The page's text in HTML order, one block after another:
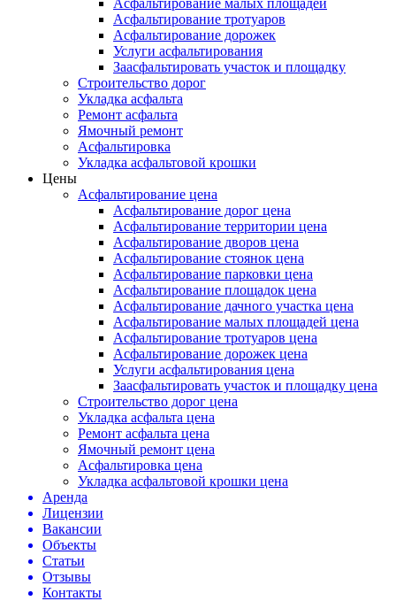
Асфальтирование малых площадей
Асфальтирование тротуаров
Асфальтирование дорожек
Услуги асфальтирования
Заасфальтировать участок и площадку
Строительство дорог
Укладка асфальта
Ремонт асфальта
Ямочный ремонт
Асфальтировка
Укладка асфальтовой крошки
Цены
Асфальтирование цена
Асфальтирование дорог цена
Асфальтирование территории цена
Асфальтирование дворов цена
Асфальтирование стоянок цена
Асфальтирование парковки цена
Асфальтирование площадок цена
Асфальтирование дачного участка цена
Асфальтирование малых площадей цена
Асфальтирование тротуаров цена
Асфальтирование дорожек цена
Услуги асфальтирования цена
Заасфальтировать участок и площадку цена
Строительство дорог цена
Укладка асфальта цена
Ремонт асфальта цена
Ямочный ремонт цена
Асфальтировка цена
Укладка асфальтовой крошки цена
Аренда
Лицензии
Вакансии
Объекты
Статьи
Отзывы
Контакты